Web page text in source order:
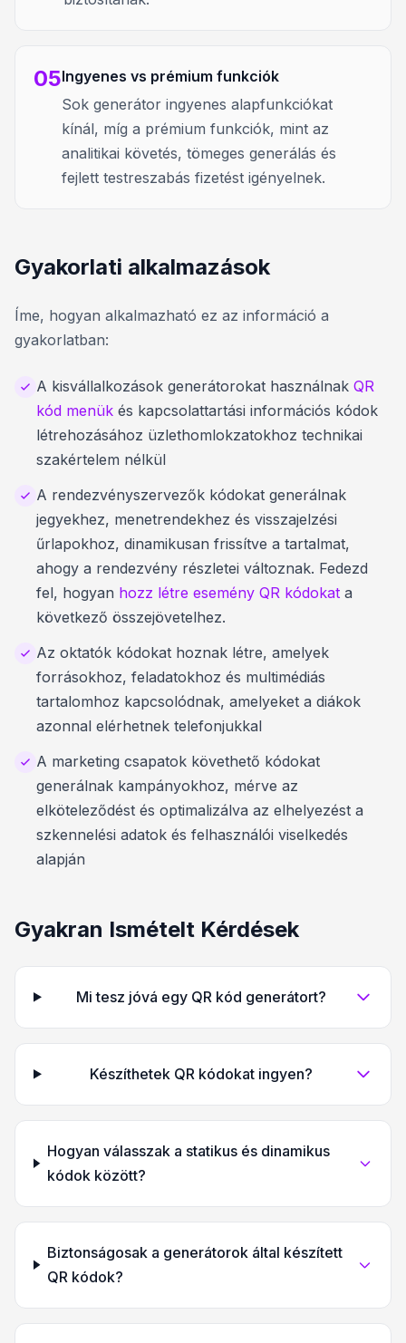
05Ingyenes vs prémium funkciók
Sok generátor ingyenes alapfunkciókat
kínál, míg a prémium funkciók, mint az
analitikai követés, tömeges generálás és
fejlett testreszabás fizetést igényelnek.
Gyakorlati alkalmazások
Íme, hogyan alkalmazható ez az információ a
gyakorlatban:
A kisvállalkozások generátorokat használnak QR
kód menük és kapcsolattartási információs kódok
létrehozásához üzlethomlokzatokhoz technikai
szakértelem nélkül
A rendezvényszervezők kódokat generálnak
jegyekhez, menetrendekhez és visszajelzési
űrlapokhoz, dinamikusan frissítve a tartalmat,
ahogy a rendezvény részletei változnak. Fedezd
fel, hogyan hozz létre esemény QR kódokat a
következő összejövetelhez.
Az oktatók kódokat hoznak létre, amelyek
forrásokhoz, feladatokhoz és multimédiás
tartalomhoz kapcsolódnak, amelyeket a diákok
azonnal elérhetnek telefonjukkal
A marketing csapatok követhető kódokat
generálnak kampányokhoz, mérve az
elköteleződést és optimalizálva az elhelyezést a
szkennelési adatok és felhasználói viselkedés
alapján
Gyakran Ismételt Kérdések
Mi tesz jóvá egy QR kód generátort?
Készíthetek QR kódokat ingyen?
Hogyan válasszak a statikus és dinamikus
kódok között?
Biztonságosak a generátorok által készített
QR kódok?